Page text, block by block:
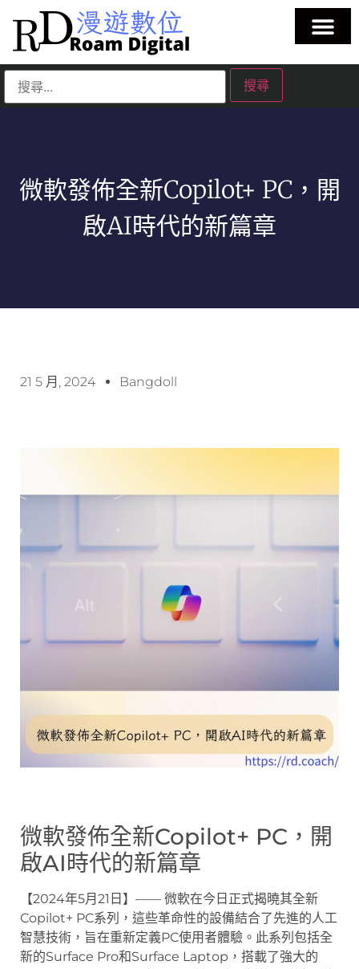
微軟發佈全新Copilot+ PC，開
啟AI時代的新篇章
21 5 月, 2024 Bangdoll
微軟發佈全新Copilot+ PC，開
啟AI時代的新篇章
【2024年5月21日】—— 微軟在今日正式揭曉其全新
Copilot+ PC系列，這些革命性的設備結合了先進的人工
智慧技術，旨在重新定義PC使用者體驗。此系列包括全
新的Surface Pro和Surface Laptop，搭載了強大的